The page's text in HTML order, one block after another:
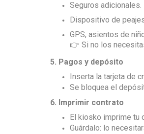
Seguros adicionales.
Dispositivo de
GPS, asientos de
👉 Si no los
5. Pagos y depósito
Inserta la tarjeta de
Se bloquea el
6. Imprimir contrato
El kiosko imprime tu
Guárdalo: lo